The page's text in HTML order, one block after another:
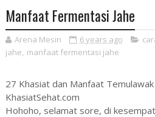
Manfaat Fermentasi Jahe
Arena Mesin 6 years ago
jahe, manfaat fermentasi jahe
27 Khasiat dan Manfaat
KhasiatSehat.com
Hohoho, selamat sore, di